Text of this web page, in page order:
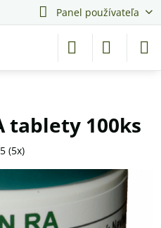
Panel používateľa
tablety 100ks
5 (5x)